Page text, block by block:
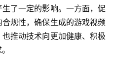
注册
了一定的影响。一方面，促
规性，确保生成的游戏视频
推动技术向更加健康、积极